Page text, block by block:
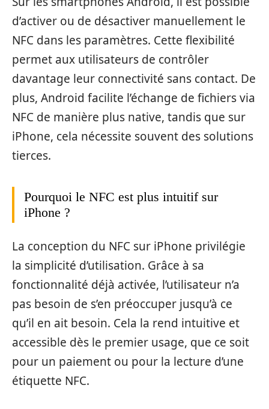
d’activer ou de désactiver manuellement le
NFC dans les paramètres. Cette flexibilité
permet aux utilisateurs de contrôler
davantage leur connectivité sans contact. De
plus, Android facilite l’échange de fichiers via
NFC de manière plus native, tandis que sur
iPhone, cela nécessite souvent des solutions
tierces.
Pourquoi le NFC est plus intuitif sur
iPhone ?
La conception du NFC sur iPhone privilégie
la simplicité d’utilisation. Grâce à sa
fonctionnalité déjà activée, l’utilisateur n’a
pas besoin de s’en préoccuper jusqu’à ce
qu’il en ait besoin. Cela la rend intuitive et
accessible dès le premier usage, que ce soit
pour un paiement ou pour la lecture d’une
étiquette NFC.